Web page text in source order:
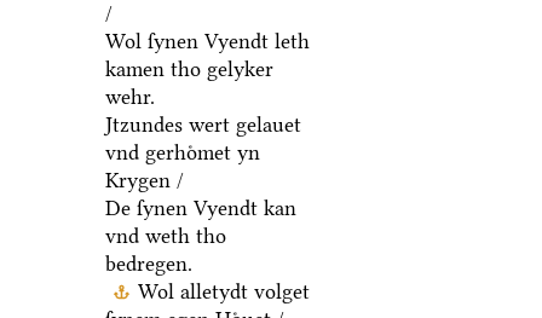
/
Wol ſynen Vyendt leth
kamen tho gelyker
wehr.
Jtzundes wert gelauet
vnd gerhoͤmet yn
Krygen /
De ſynen Vyendt kan
vnd weth tho
bedregen.
Wol alletydt volget